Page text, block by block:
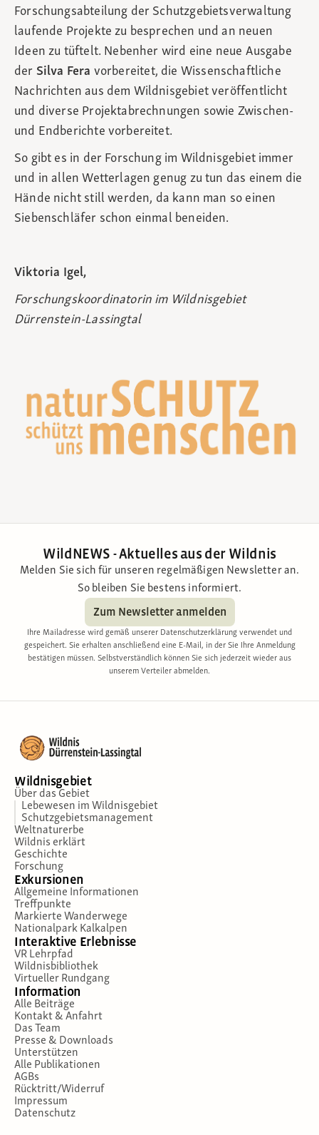
Forschungsabteilung der Schutzgebietsverwaltung
laufende Projekte zu besprechen und an neuen
Ideen zu tüftelt. Nebenher wird eine neue Ausgabe
der Silva Fera vorbereitet, die Wissenschaftliche
Nachrichten aus dem Wildnisgebiet veröffentlicht
und diverse Projektabrechnungen sowie Zwischen-
und Endberichte vorbereitet.
So gibt es in der Forschung im Wildnisgebiet immer
und in allen Wetterlagen genug zu tun das einem die
Hände nicht still werden, da kann man so einen
Siebenschläfer schon einmal beneiden.
Viktoria Igel,
Forschungskoordinatorin im Wildnisgebiet
Dürrenstein-Lassingtal
WildNEWS - Aktuelles aus der Wildnis
Melden Sie sich für unseren regelmäßigen Newsletter an.
So bleiben Sie bestens informiert.
Zum Newsletter anmelden
Ihre Mailadresse wird gemäß unserer Datenschutzerklärung verwendet und
gespeichert. Sie erhalten anschließend eine E-Mail, in der Sie Ihre Anmeldung
bestätigen müssen. Selbstverständlich können Sie sich jederzeit wieder aus
unserem Verteiler abmelden.
Wildnisgebiet
Über das Gebiet
Lebewesen im Wildnisgebiet
Schutzgebietsmanagement
Weltnaturerbe
Wildnis erklärt
Geschichte
Forschung
Exkursionen
Allgemeine Informationen
Treffpunkte
Markierte Wanderwege
Nationalpark Kalkalpen
Interaktive Erlebnisse
VR Lehrpfad
Wildnisbibliothek
Virtueller Rundgang
Information
Alle Beiträge
Kontakt & Anfahrt
Das Team
Presse & Downloads
Unterstützen
Alle Publikationen
AGBs
Rücktritt/Widerruf
Impressum
Datenschutz